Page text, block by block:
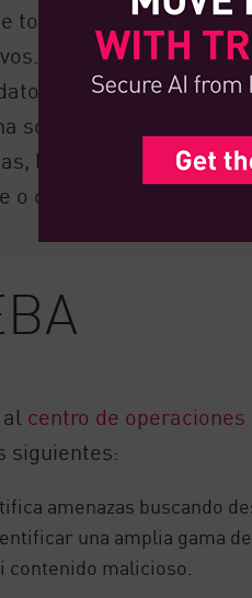
tome acciones que se
Por ejemplo, no se
y el ransomware
solución UEBA puede
lo que permite a las
o contenido malicioso.
centro de
siguientes:
amenazas buscando
una amplia gama de
contenido malicioso.